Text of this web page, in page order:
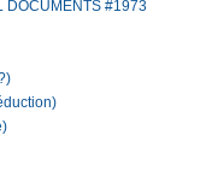
DOCUMENTS #1973